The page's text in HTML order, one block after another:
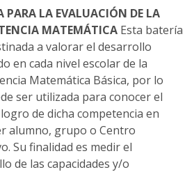
PARA LA EVALUACIÓN DE LA
MATEMÁTICAEsta batería
a valorar el desarrollo
en cada nivel escolar de la
Matemática Básica, por lo
ser utilizada para conocer el
de dicha competencia en
alumno, grupo o Centro
Su finalidad es medir el
de las capacidades y/o